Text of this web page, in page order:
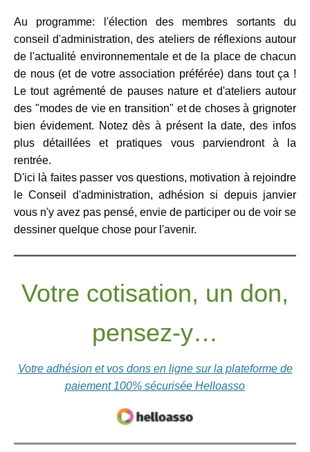
Au programme: l'élection des membres sortants du
conseil d'administration, des ateliers de réflexions autour
de l'actualité environnementale et de la place de chacun
de nous (et de votre association préférée) dans tout ça !
Le tout agrémenté de pauses nature et d'ateliers autour
des "modes de vie en transition" et de choses à grignoter
bien évidement. Notez dès à présent la date, des infos
plus détaillées et pratiques vous parviendront à la
rentrée.
D'ici là faites passer vos questions, motivation à rejoindre
le Conseil d'administration, adhésion si depuis janvier
vous n'y avez pas pensé, envie de participer ou de voir se
dessiner quelque chose pour l'avenir.
Votre cotisation, un don,
pensez-y…
Votre adhésion et vos dons en ligne sur la plateforme de
paiement 100% sécurisée Helloasso